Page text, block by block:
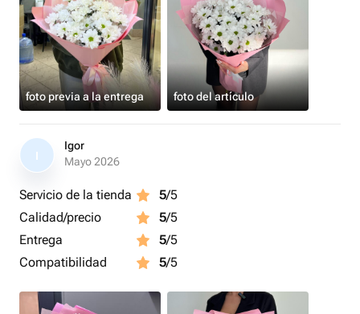
foto previa a la entrega foto del artículo
I
Igor
Mayo 2026
Servicio de la tienda 5/5
Calidad/precio
5/5
Entrega
5/5
Compatibilidad
5/5